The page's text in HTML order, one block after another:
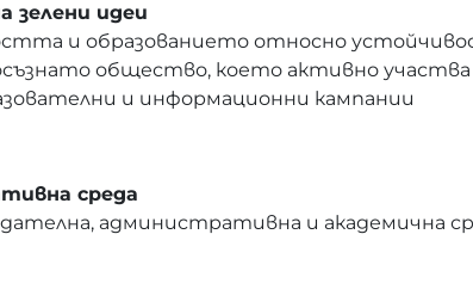
зелени идеи
и образованието относно
общество, което активно
и информационни кампании
среда
административна и академична